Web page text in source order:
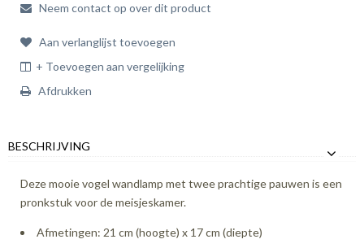
Neem contact op over dit product
Aan verlanglijst toevoegen
+ Toevoegen aan vergelijking
Afdrukken
BESCHRIJVING
Deze mooie vogel wandlamp met twee prachtige pauwen is een
pronkstuk voor de meisjeskamer.
Afmetingen: 21 cm (hoogte) x 17 cm (diepte)